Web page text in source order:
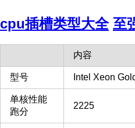
cpu插槽类型大全 至
内容
型号 Intel Xeon
单核性能
跑分
2225